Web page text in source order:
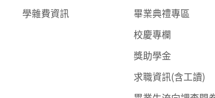
學雜費資訊
畢業典禮專區
校慶專欄
獎助學金
求職資訊(含工讀)